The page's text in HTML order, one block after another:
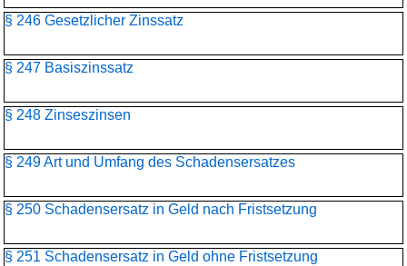
§ 246 Gesetzlicher Zinssatz
§ 247 Basiszinssatz
§ 248 Zinseszinsen
§ 249 Art und Umfang des Schadensersatzes
§ 250 Schadensersatz in Geld nach Fristsetzung
§ 251 Schadensersatz in Geld ohne Fristsetzung